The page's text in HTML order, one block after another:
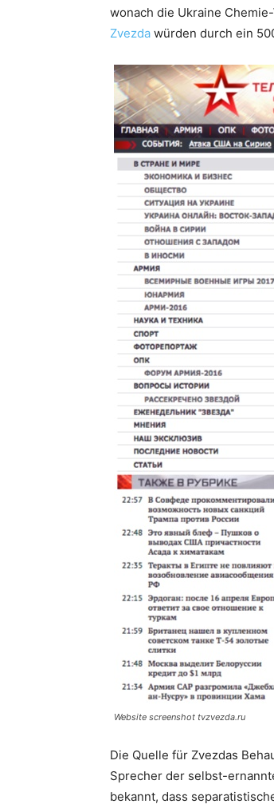
wonach die Ukraine
Zvezda würden durch ein
Website screenshot tvzvezda.ru
Die Quelle für Zvezdas
Sprecher der selbst-
bekannt, dass